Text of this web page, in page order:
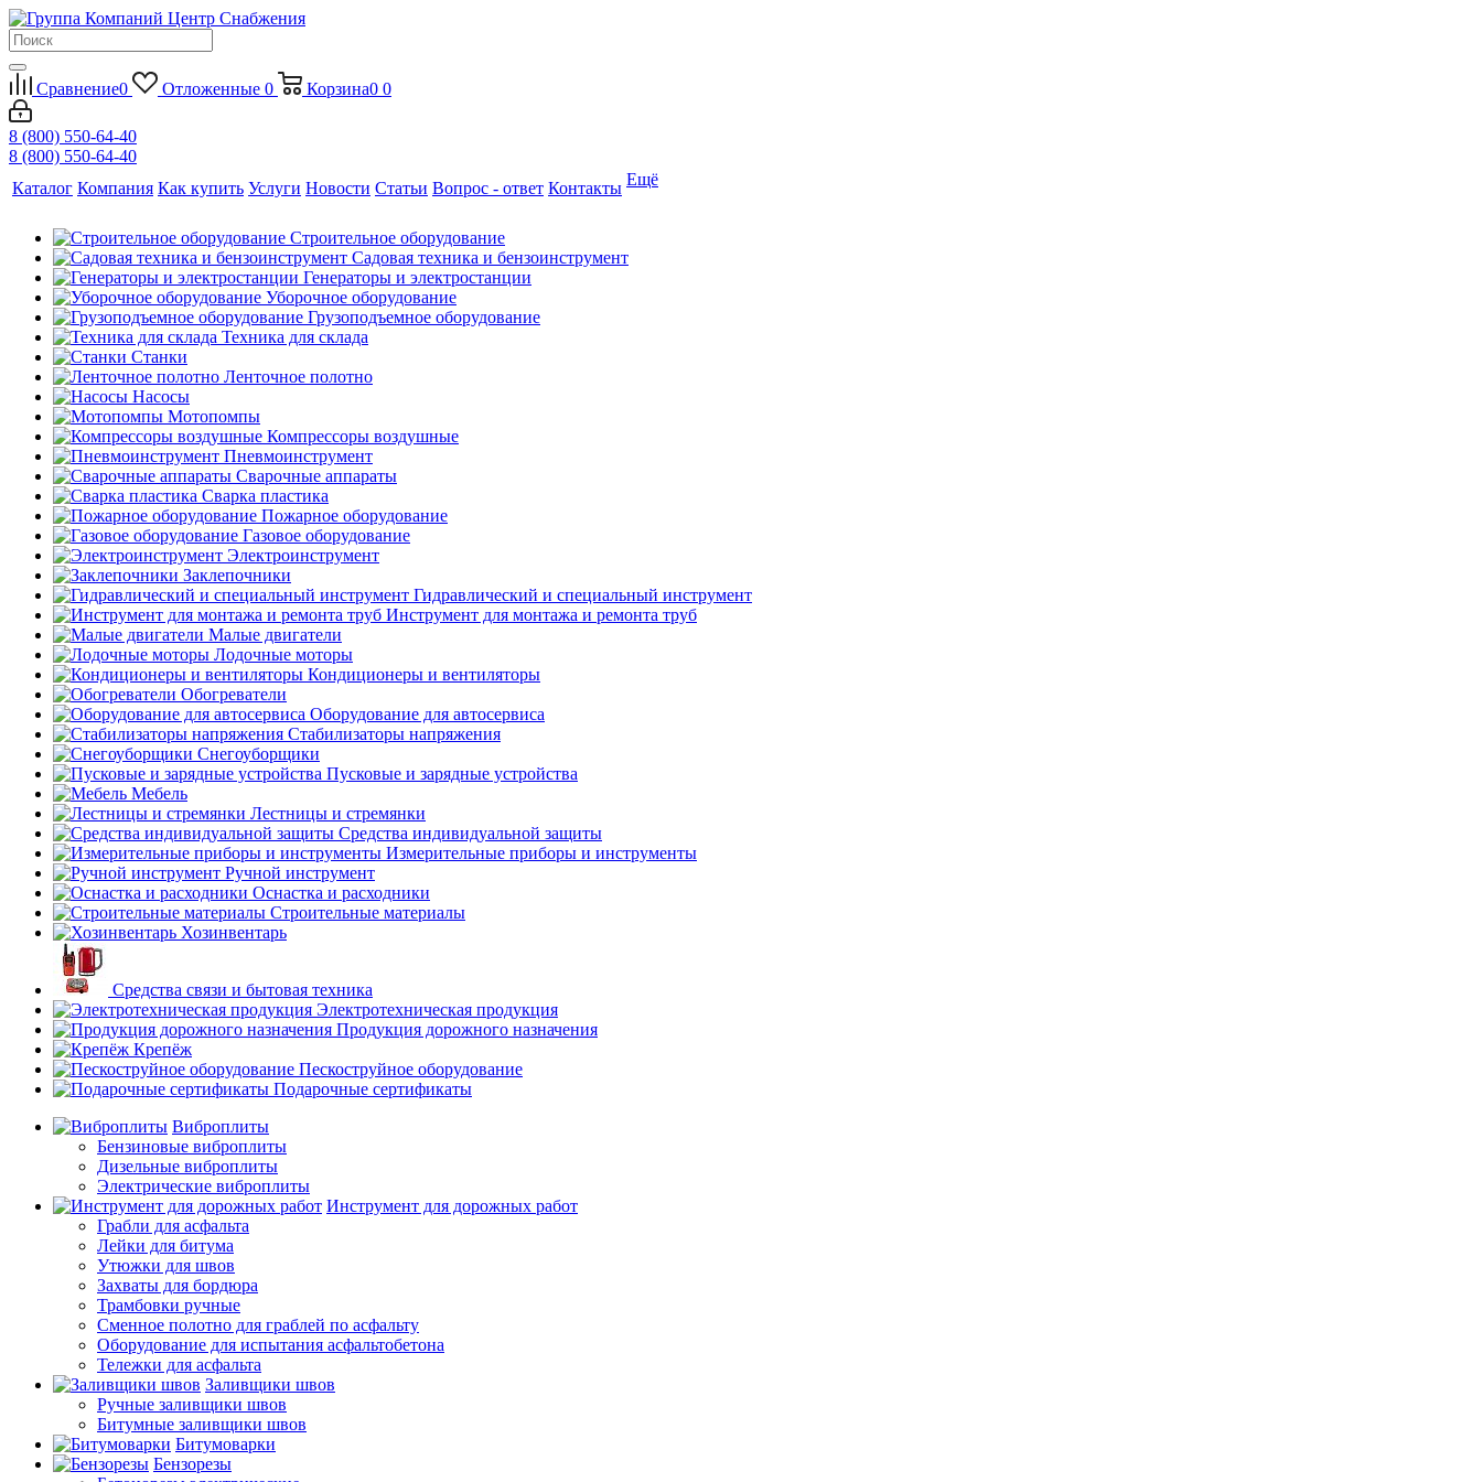
Сравнение0 Отложенные 0 Корзина0 0
8 (800) 550-64-40
8 (800) 550-64-40
Каталог Компания Как купить Услуги Новости Статьи Вопрос - ответ Контакты Ещё
Строительное оборудование
Садовая техника и бензоинструмент
Генераторы и электростанции
Уборочное оборудование
Грузоподъемное оборудование
Техника для склада
Станки
Ленточное полотно
Насосы
Мотопомпы
Компрессоры воздушные
Пневмоинструмент
Сварочные аппараты
Сварка пластика
Пожарное оборудование
Газовое оборудование
Электроинструмент
Заклепочники
Гидравлический и специальный инструмент
Инструмент для монтажа и ремонта труб
Малые двигатели
Лодочные моторы
Кондиционеры и вентиляторы
Обогреватели
Оборудование для автосервиса
Стабилизаторы напряжения
Снегоуборщики
Пусковые и зарядные устройства
Мебель
Лестницы и стремянки
Средства индивидуальной защиты
Измерительные приборы и инструменты
Ручной инструмент
Оснастка и расходники
Строительные материалы
Хозинвентарь
Средства связи и бытовая техника
Электротехническая продукция
Продукция дорожного назначения
Крепёж
Пескоструйное оборудование
Подарочные сертификаты
Виброплиты
Бензиновые виброплиты
Дизельные виброплиты
Электрические виброплиты
Инструмент для дорожных работ
Грабли для асфальта
Лейки для битума
Утюжки для швов
Захваты для бордюра
Трамбовки ручные
Сменное полотно для граблей по асфальту
Оборудование для испытания асфальтобетона
Тележки для асфальта
Заливщики швов
Ручные заливщики швов
Битумные заливщики швов
Битумоварки
Бензорезы